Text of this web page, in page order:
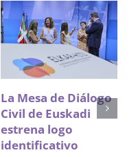
La Mesa de Diálogo
Civil de Euskadi
estrena logo
identificativo